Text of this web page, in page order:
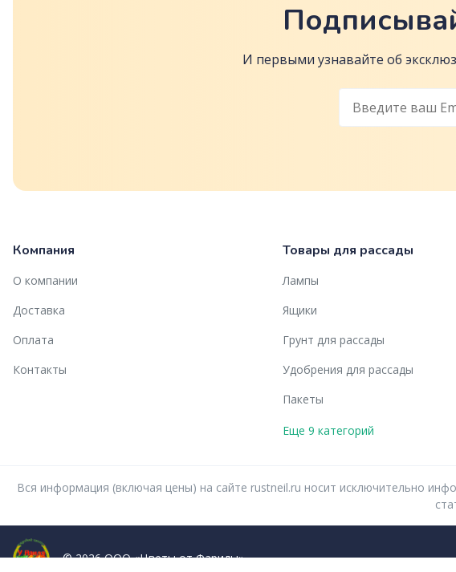
И первыми узнавайте об
Компания
О компании
Доставка
Оплата
Контакты
Товары для рассады
Лампы
Ящики
Грунт для рассады
Удобрения для рассады
Пакеты
Еще 9 категорий
Вся информация (включая цены) на сайте rustneil.ru носит исключительно
© 2026 ООО «Цветы от Фариды»